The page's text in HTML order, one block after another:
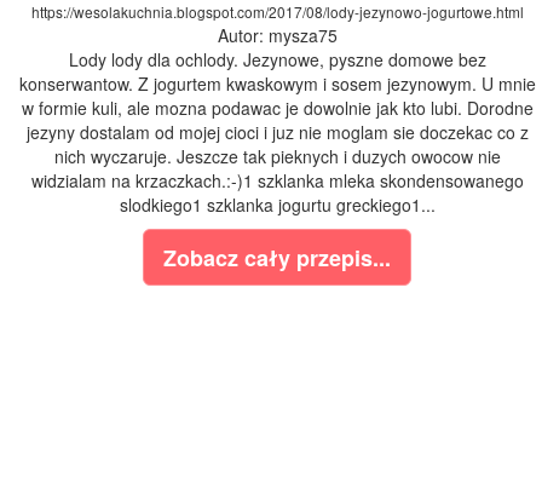
https://wesolakuchnia.blogspot.com/2017/08/lody-jezynowo-jogurtowe.html
Autor: mysza75
Lody lody dla ochlody. Jezynowe, pyszne domowe bez
konserwantow. Z jogurtem kwaskowym i sosem jezynowym. U mnie
w formie kuli, ale mozna podawac je dowolnie jak kto lubi. Dorodne
jezyny dostalam od mojej cioci i juz nie moglam sie doczekac co z
nich wyczaruje. Jeszcze tak pieknych i duzych owocow nie
widzialam na krzaczkach.:-)1 szklanka mleka skondensowanego
slodkiego1 szklanka jogurtu greckiego1...
Zobacz cały przepis...